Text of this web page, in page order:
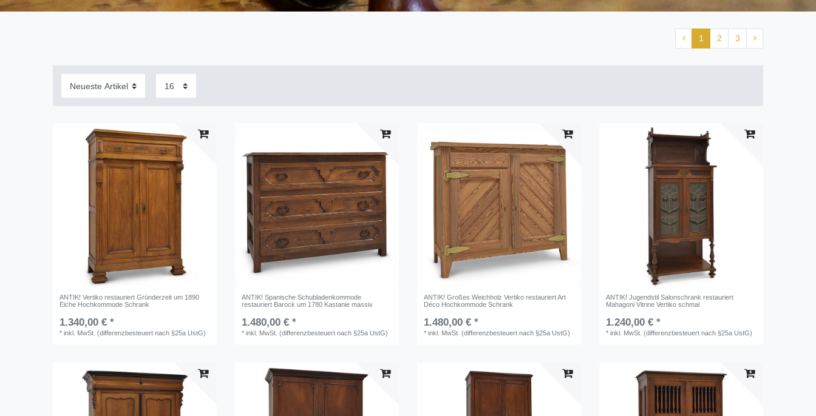
1 2 3
ANTIK! Vertiko restauriert Gründerzeit um 1890
Eiche Hochkommode Schrank
1.340,00 € *
*inkl. MwSt. (differenzbesteuert nach §25a UstG)
ANTIK! Spanische Schubladenkommode
restauriert Barock um 1780 Kastanie massiv
1.480,00 € *
*inkl. MwSt. (differenzbesteuert nach §25a UstG)
ANTIK! Großes Weichholz Vertiko restauriert Art
Déco Hochkommode Schrank
1.480,00 € *
*inkl. MwSt. (differenzbesteuert nach §25a UstG)
ANTIK! Jugendstil Salonschrank restauriert
Mahagoni Vitrine Vertiko schmal
1.240,00 € *
*inkl. MwSt. (differenzbesteuert nach §25a UstG)